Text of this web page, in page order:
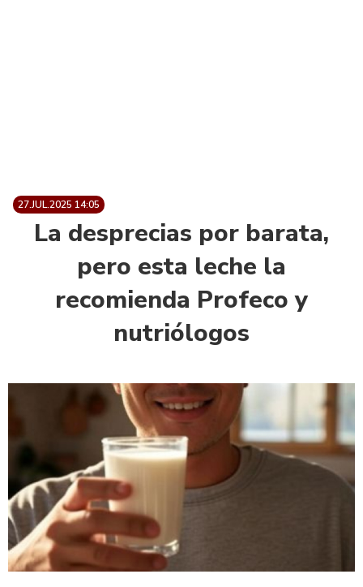
27.JUL.2025 14:05
La desprecias por barata,
pero esta leche la
recomienda Profeco y
nutriólogos